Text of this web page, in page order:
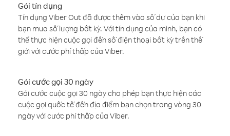
Gói tín dụng
Tín dụng Viber Out đã được thêm vào số dư của bạn khi
bạn mua số lượng bất kỳ. Với tín dụng của mình, bạn có
thể thực hiện cuộc gọi đến số điện thoại bất kỳ trên thế
giới với cước phí thấp của Viber.
Gói cước gọi 30 ngày
Gói cước cuộc gọi 30 ngày cho phép bạn thực hiện các
cuộc gọi quốc tế đến địa điểm bạn chọn trong vòng 30
ngày với cước phí thấp của Viber.